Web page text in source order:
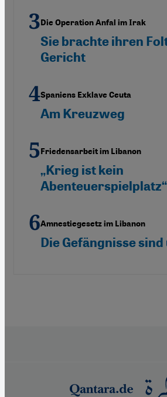
Die Operation Anfal im Irak
Sie brachte ihren
Gericht
Spaniens Exklave Ceuta
Am Kreuzweg
Friedensarbeit im Libanon
„Krieg ist kein
Abenteuerspielplatz“
Amnestiegesetz im Libanon
Die Gefängnisse